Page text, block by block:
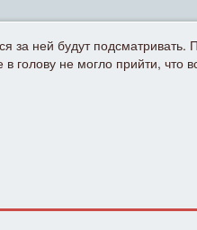
ней будут подсматривать.
голову не могло прийти,